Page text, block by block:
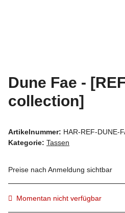
Dune Fae -
collection]
Artikelnummer: HAR-REF-DUNE-
Kategorie: Tassen
Preise nach Anmeldung sichtbar
Momentan nicht verfügbar